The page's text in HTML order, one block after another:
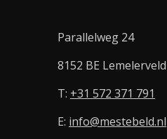
Parallelweg 24
8152 BE Lemelerveld
T: +31 572 371 791
E: info@mestebeld.nl